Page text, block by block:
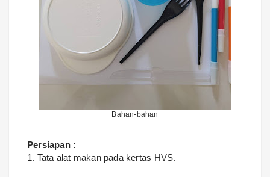
Bahan-bahan
Persiapan :
1. Tata alat makan pada kertas HVS.